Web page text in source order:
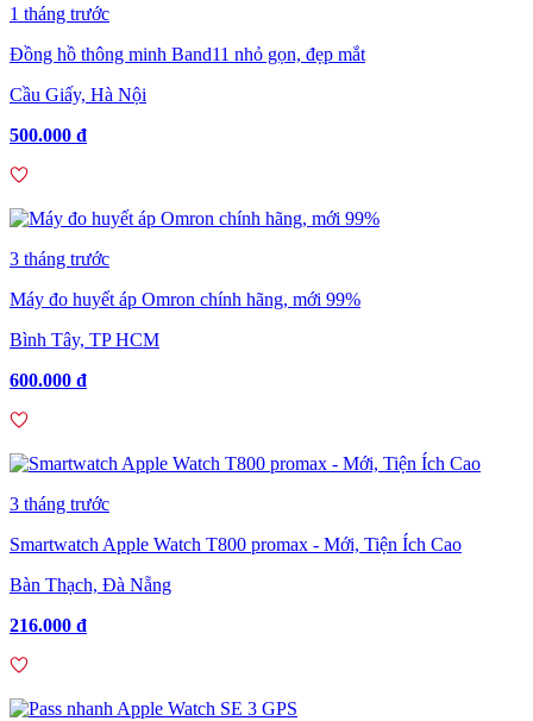
1 tháng trước
Đồng hồ thông minh Band11 nhỏ gọn, đẹp mắt
Cầu Giấy, Hà Nội
500.000 đ
3 tháng trước
Máy đo huyết áp Omron chính hãng, mới 99%
Bình Tây, TP HCM
600.000 đ
3 tháng trước
Smartwatch Apple Watch T800 promax - Mới, Tiện Ích Cao
Bàn Thạch, Đà Nẵng
216.000 đ